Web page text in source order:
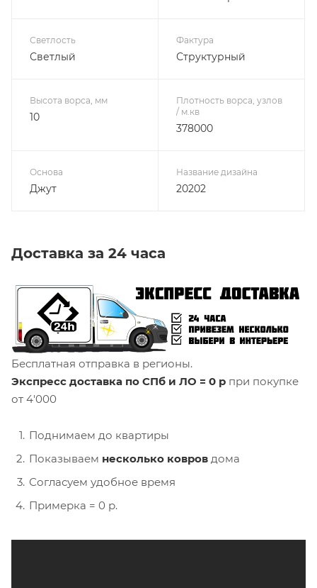
Светлость
Светлый
Фактура
Структурный
Высота ворса, мм
10
Плотность ворса, узлов
/ м.кв
378000
Основа
Джут
Название дизайна
20202
Доставка за 24 часа
Бесплатная отправка в регионы.
Экспресс доставка по СПб и ЛО = 0 р при покупке
от 4'000
Поднимаем до квартиры
Показываем несколько ковров дома
Согласуем удобное время
Примерка = 0 р.